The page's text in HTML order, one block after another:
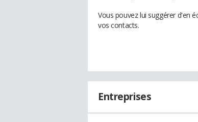
Vous pouvez lui suggérer d'en
vos contacts.
Entreprises